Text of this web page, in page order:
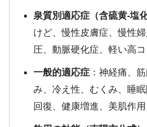
泉質別適応症（含硫黄-塩化
けど、慢性皮膚症、慢性
圧、動脈硬化症、軽い高
一般的適応症 ：神経痛、
み、冷え性、むくみ、睡
回復、健康増進、美肌作用